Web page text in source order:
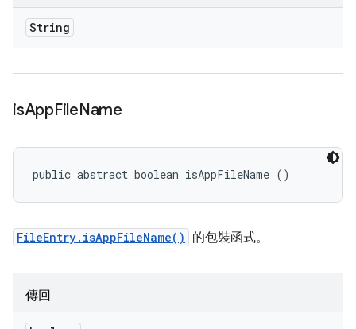
String
isAppFileName
public abstract boolean isAppFileName ()
FileEntry.isAppFileName() 的包裝函式。
傳回